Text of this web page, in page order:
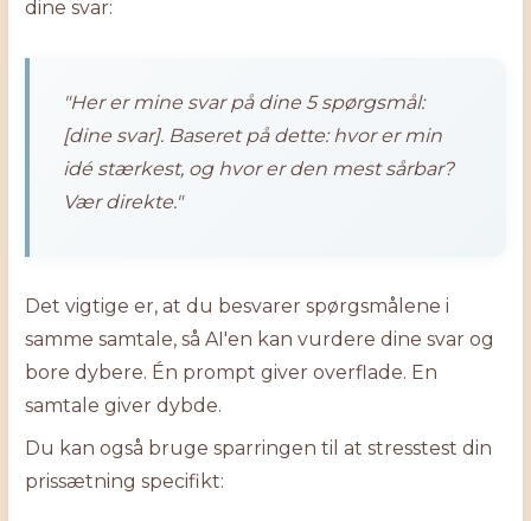
dine svar:
"Her er mine svar på dine 5 spørgsmål:
[dine svar]. Baseret på dette: hvor er min
idé stærkest, og hvor er den mest sårbar?
Vær direkte."
Det vigtige er, at du besvarer spørgsmålene i
samme samtale, så AI'en kan vurdere dine svar og
bore dybere. Én prompt giver overflade. En
samtale giver dybde.
Du kan også bruge sparringen til at stresstest din
prissætning specifikt: